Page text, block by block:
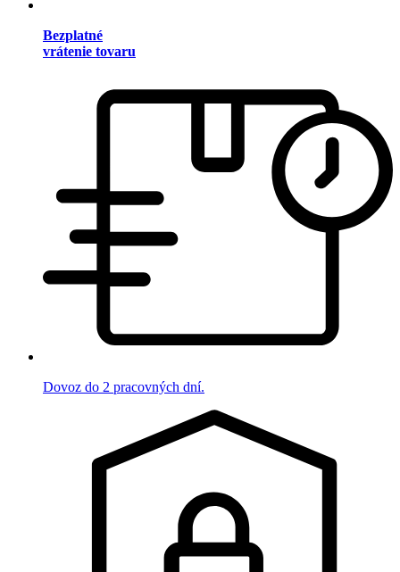
Bezplatné
vrátenie tovaru
Dovoz do 2 pracovných dní.